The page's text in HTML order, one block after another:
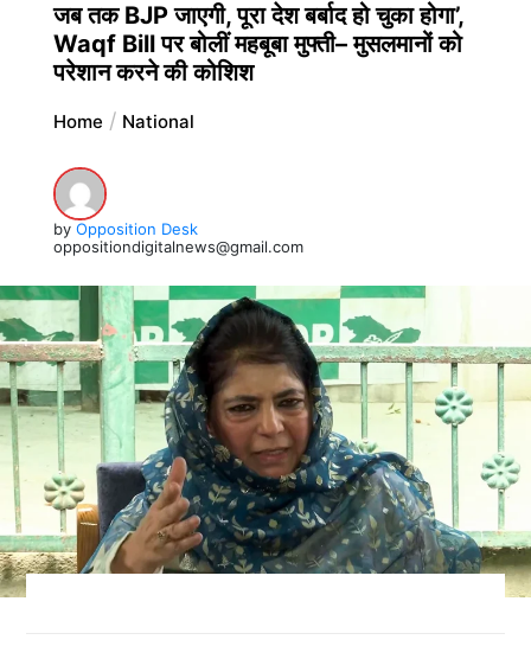
जब तक BJP जाएगी, पूरा देश बर्बाद हो चुका होगा’,
Waqf Bill पर बोलीं महबूबा मुफ्ती– मुसलमानों को
परेशान करने की कोशिश
Home National
by Opposition Desk
oppositiondigitalnews@gmail.com